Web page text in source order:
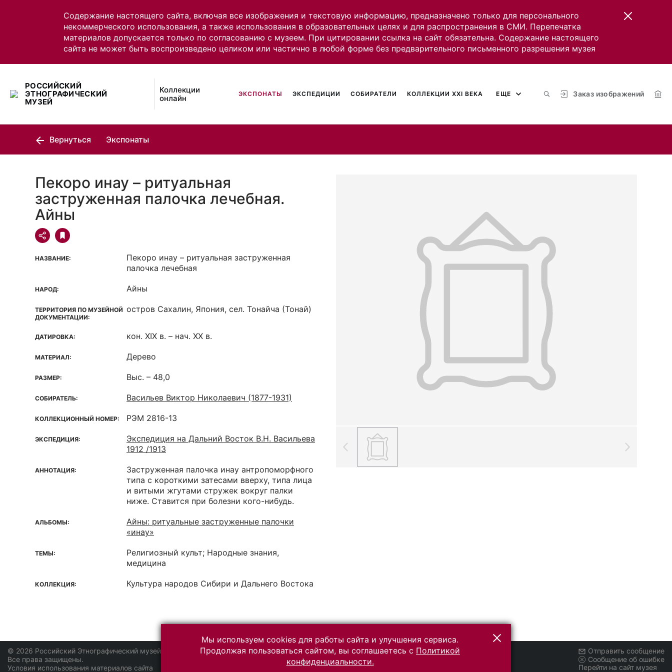
Содержание настоящего сайта, включая все изображения и текстовую информацию, предназначено только для персонального
некоммерческого использования, а также использования в образовательных целях и для распространения в СМИ. Перепечатка
материалов допускается только по согласованию с музеем. При цитировании ссылка на сайт обязательна. Содержание настоящего
сайта не может быть воспроизведено целиком или частично в любой форме без предварительного письменного разрешения музея
РОССИЙСКИЙ
ЭТНОГРАФИЧЕСКИЙ
МУЗЕЙ
Коллекции
онлайн
Заказ изображений
ЭКСПОНАТЫ ЭКСПЕДИЦИИ СОБИРАТЕЛИ КОЛЛЕКЦИИ XXI ВЕКА ЕЩЕ
Вернуться Экспонаты
Пекоро инау – ритуальная
заструженная палочка лечебная.
Айны
НАЗВАНИЕ:
Пекоро инау – ритуальная заструженная
палочка лечебная
НАРОД: Айны
ТЕРРИТОРИЯ ПО МУЗЕЙНОЙ
ДОКУМЕНТАЦИИ:
остров Сахалин, Япония, сел. Тонайча (Тонай)
ДАТИРОВКА: кон. XIX в. – нач. XX в.
МАТЕРИАЛ: Дерево
РАЗМЕР: Выс. – 48,0
СОБИРАТЕЛЬ: Васильев Виктор Николаевич (1877-1931)
КОЛЛЕКЦИОННЫЙ НОМЕР: РЭМ 2816-13
ЭКСПЕДИЦИЯ:
Экспедиция на Дальний Восток В.Н. Васильева
1912 /1913
АННОТАЦИЯ:
Заструженная палочка инау антропоморфного
типа с короткими затесами вверху, типа лица
и витыми жгутами стружек вокруг палки
ниже. Ставится при болезни кого-нибудь.
АЛЬБОМЫ:
Айны: ритуальные заструженные палочки
«инау»
ТЕМЫ:
Религиозный культ; Народные знания,
медицина
КОЛЛЕКЦИЯ: Культура народов Сибири и Дальнего Востока
© 2026 Российский Этнографический музей
Все права защищены.
Условия использования материалов сайта
Разработано на платформе
«Коллекция онлайн» (КАМИС)
Отправить сообщение
Сообщение об ошибке
Перейти на сайт музея
Мы используем cookies для работы сайта и улучшения сервиса.
Продолжая пользоваться сайтом, вы соглашаетесь с Политикой
конфиденциальности.